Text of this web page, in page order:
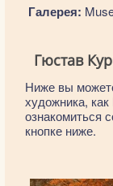
Галерея:
Гюстав
Ниже вы
художника,
ознакомиться
кнопке ниже.